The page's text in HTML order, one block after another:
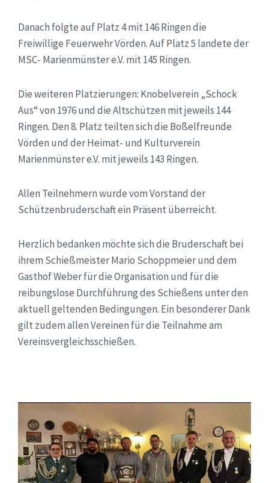
Danach folgte auf Platz 4 mit 146 Ringen die
Freiwillige Feuerwehr Vörden. Auf Platz 5 landete der
MSC- Marienmünster e.V. mit 145 Ringen.
Die weiteren Platzierungen: Knobelverein „Schock
Aus“ von 1976 und die Altschützen mit jeweils 144
Ringen. Den 8. Platz teilten sich die Boßelfreunde
Vörden und der Heimat- und Kulturverein
Marienmünster e.V. mit jeweils 143 Ringen.
Allen Teilnehmern wurde vom Vorstand der
Schützenbruderschaft ein Präsent überreicht.
Herzlich bedanken möchte sich die Bruderschaft bei
ihrem Schießmeister Mario Schoppmeier und dem
Gasthof Weber für die Organisation und für die
reibungslose Durchführung des Schießens unter den
aktuell geltenden Bedingungen. Ein besonderer Dank
gilt zudem allen Vereinen für die Teilnahme am
Vereinsvergleichsschießen.